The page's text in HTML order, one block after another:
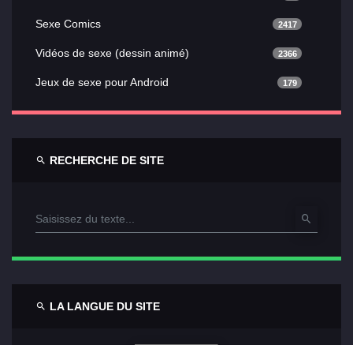
Sexe Comics 2417
Vidéos de sexe (dessin animé) 2366
Jeux de sexe pour Android 179
RECHERCHE DE SITE
LA LANGUE DU SITE